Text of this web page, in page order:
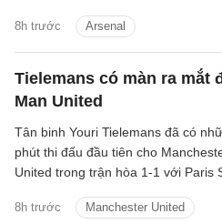
8h trước Arsenal
tạo nên những điều lớn lao.
Tielemans có màn ra mắt
Man United
8h trước Manchester United
Tân binh Youri Tielemans đã có
phút thi đấu đầu tiên cho
United trong trận hòa 1-1 với Paris